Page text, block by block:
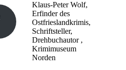
Klaus-Peter Wolf,
Erfinder des
Ostfrieslandkrimis,
Schriftsteller,
Drehbuchautor ,
Krimimuseum
Norden